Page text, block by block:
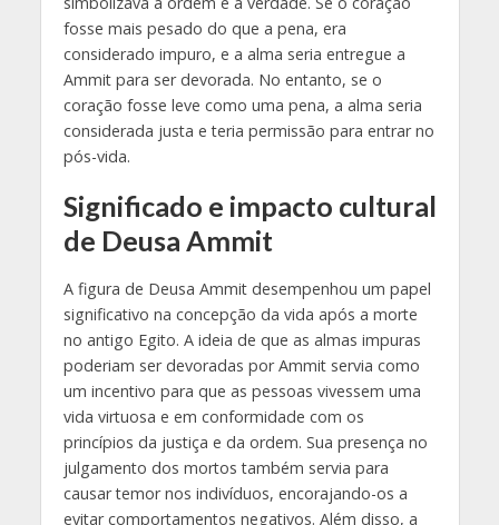
fosse mais pesado do que a pena, era
considerado impuro, e a alma seria entregue a
Ammit para ser devorada. No entanto, se o
coração fosse leve como uma pena, a alma seria
considerada justa e teria permissão para entrar no
pós-vida.
Significado e impacto cultural
de Deusa Ammit
A figura de Deusa Ammit desempenhou um papel
significativo na concepção da vida após a morte
no antigo Egito. A ideia de que as almas impuras
poderiam ser devoradas por Ammit servia como
um incentivo para que as pessoas vivessem uma
vida virtuosa e em conformidade com os
princípios da justiça e da ordem. Sua presença no
julgamento dos mortos também servia para
causar temor nos indivíduos, encorajando-os a
evitar comportamentos negativos. Além disso, a